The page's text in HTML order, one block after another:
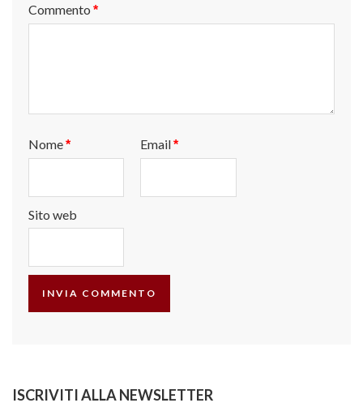
Commento *
Nome* Email*
Sito web
ISCRIVITI ALLA NEWSLETTER